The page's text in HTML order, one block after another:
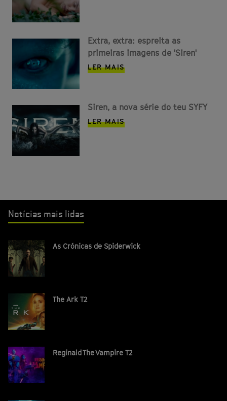
Extra, extra: espreita as
primeiras imagens de 'Siren'
LER MAIS
Siren, a nova série do teu SYFY
LER MAIS
Notícias mais lidas
As Crónicas de Spiderwick
The Ark T2
Reginald The Vampire T2